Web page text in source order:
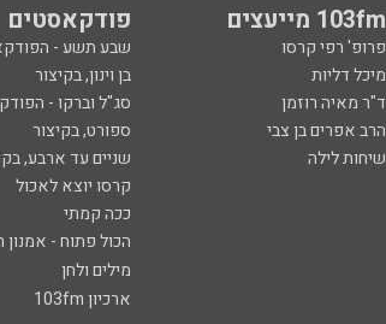
103fm מייעצים פודקאסטים
פרופ' רפי קרסו שבע תשע -
מיכל דליות בן וינון, בקיצור
ד"ר מאיה רוזמן סג"ל וברקו -
הרב אפרים בן צבי ספורט, בקיצור
שיחות לילה שניים עד ארבע,
קרסו יוצא לאכול
ככה קמתי
הכול פתוח - אמנון
מילים ולחן
ארכיון 103fm